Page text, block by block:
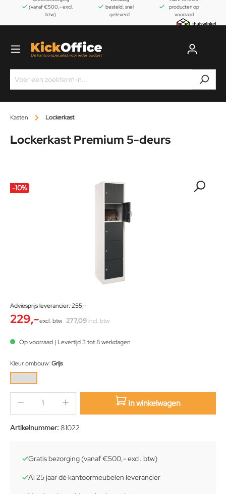
(vanaf €500,- excl.
btw)
besteld, snel
geleverd
producten op
voorraad
Kasten Lockerkast
Lockerkast Premium 5-deurs
-10%
Adviesprijs leverancier: 255,-
229,- 277,09 incl. btw
excl. btw
Op voorraad | Levertijd 3 tot 8 werkdagen
Kleur ombouw: Grijs
sition.qty.decrementsition.qty.incrementIn winkelwagen
Artikelnummer: 81022
Gratis bezorging (vanaf €500,- excl. btw)
Al 25 jaar dé kantoormeubelen leverancier